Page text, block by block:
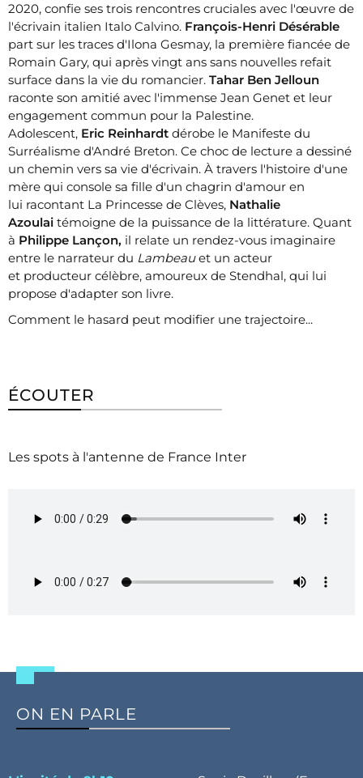
2020, confie ses trois rencontres cruciales avec l'œuvre de
l'écrivain italien Italo Calvino. François-Henri Désérable
part sur les traces d'Ilona Gesmay, la première fiancée de
Romain Gary, qui après vingt ans sans nouvelles refait
surface dans la vie du romancier. Tahar Ben Jelloun
raconte son amitié avec l'immense Jean Genet et leur
engagement commun pour la Palestine.
Adolescent, Eric Reinhardt dérobe le Manifeste du
Surréalisme d'André Breton. Ce choc de lecture a dessiné
un chemin vers sa vie d'écrivain. À travers l'histoire d'une
mère qui console sa fille d'un chagrin d'amour en
lui racontant La Princesse de Clèves, Nathalie
Azoulai témoigne de la puissance de la littérature. Quant
à Philippe Lançon, il relate un rendez-vous imaginaire
entre le narrateur du Lambeauet un acteur
et producteur célèbre, amoureux de Stendhal, qui lui
propose d'adapter son livre.
Comment le hasard peut modifier une trajectoire...
ÉCOUTER
Les spots à l'antenne de France Inter
ON EN PARLE